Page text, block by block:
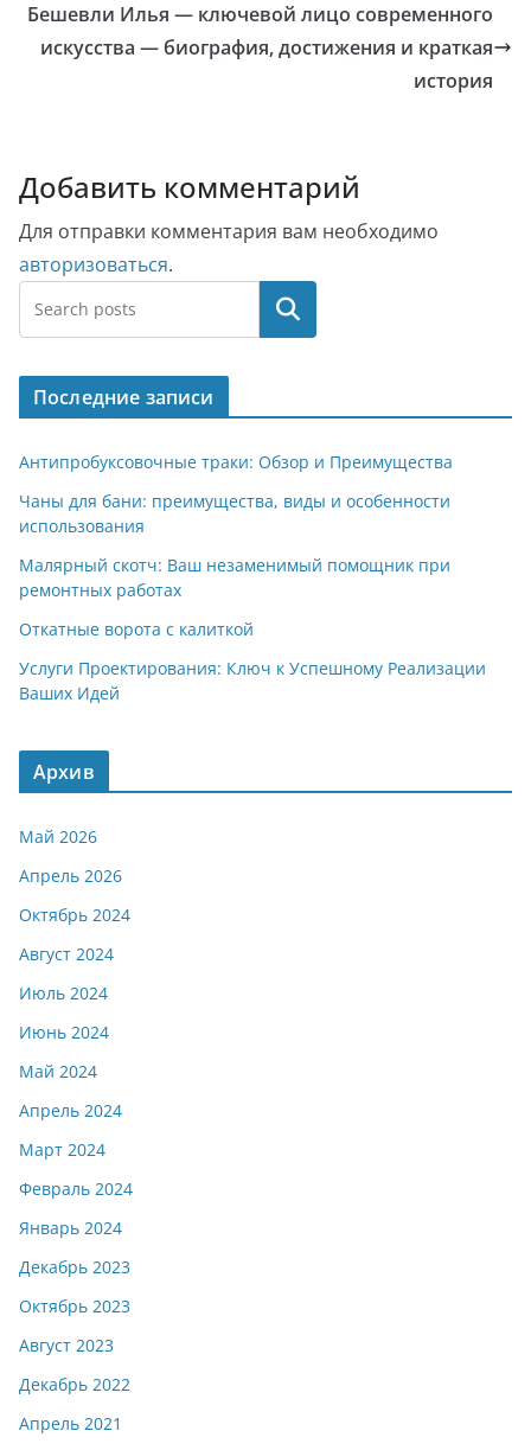
Бешевли Илья — ключевой лицо современного
искусства — биография, достижения и краткая
история
Добавить комментарий
Для отправки комментария вам необходимо
авторизоваться.
Поиск
Последние записи
Антипробуксовочные траки: Обзор и Преимущества
Чаны для бани: преимущества, виды и особенности
использования
Малярный скотч: Ваш незаменимый помощник при
ремонтных работах
Откатные ворота с калиткой
Услуги Проектирования: Ключ к Успешному Реализации
Ваших Идей
Архив
Май 2026
Апрель 2026
Октябрь 2024
Август 2024
Июль 2024
Июнь 2024
Май 2024
Апрель 2024
Март 2024
Февраль 2024
Январь 2024
Декабрь 2023
Октябрь 2023
Август 2023
Декабрь 2022
Апрель 2021